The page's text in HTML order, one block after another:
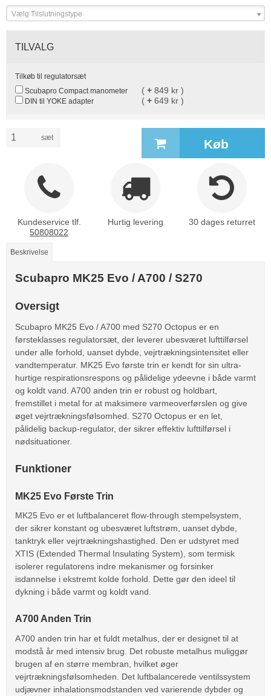
Vælg Tilslutningstype
TILVALG
Tilkøb til regulatorsæt
Scubapro Compact manometer
( + 849 kr )
DIN til YOKE adapter ( + 649 kr )
sæt Køb
Kundeservice tlf.
50808022
Hurtig levering 30 dages returret
Beskrivelse
Scubapro MK25 Evo / A700 / S270
Oversigt
Scubapro MK25 Evo / A700 med S270 Octopus er en
førsteklasses regulatorsæt, der leverer ubesværet lufttilførsel
under alle forhold, uanset dybde, vejrtrækningsintensitet eller
vandtemperatur. MK25 Evo første trin er kendt for sin ultra-
hurtige respirationsrespons og pålidelige ydeevne i både varmt
og koldt vand. A700 anden trin er robust og holdbart,
fremstillet i metal for at maksimere varmeoverførslen og give
øget vejrtrækningsfølsomhed. S270 Octopus er en let,
pålidelig backup-regulator, der sikrer effektiv lufttilførsel i
nødsituationer.
Funktioner
MK25 Evo Første Trin
MK25 Evo er et luftbalanceret flow-through stempelsystem,
der sikrer konstant og ubesværet luftstrøm, uanset dybde,
tanktryk eller vejrtrækningshastighed. Den er udstyret med
XTIS (Extended Thermal Insulating System), som termisk
isolerer regulatorens indre mekanismer og forsinker
isdannelse i ekstremt kolde forhold. Dette gør den ideel til
dykning i både varmt og koldt vand.
A700 Anden Trin
A700 anden trin har et fuldt metalhus, der er designet til at
modstå år med intensiv brug. Det robuste metalhus muliggør
brugen af en større membran, hvilket øger
vejrtrækningsfølsomheden. Det luftbalancerede ventilssystem
udjævner inhalationsmodstanden ved varierende dybder og